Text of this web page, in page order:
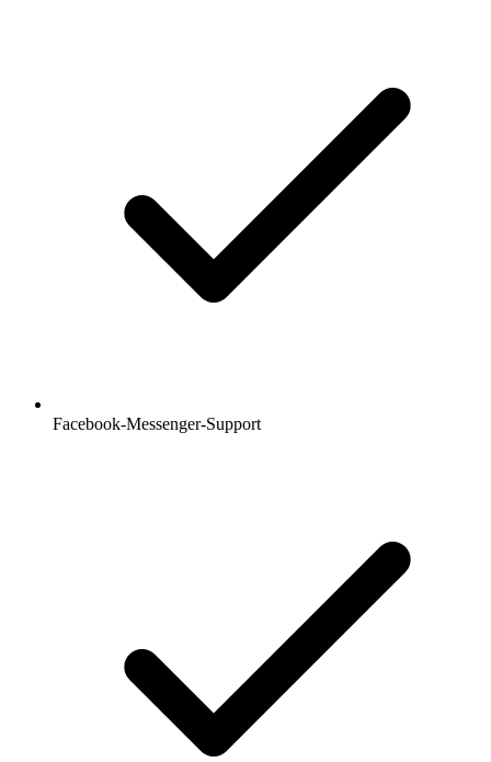
Facebook-Messenger-Support